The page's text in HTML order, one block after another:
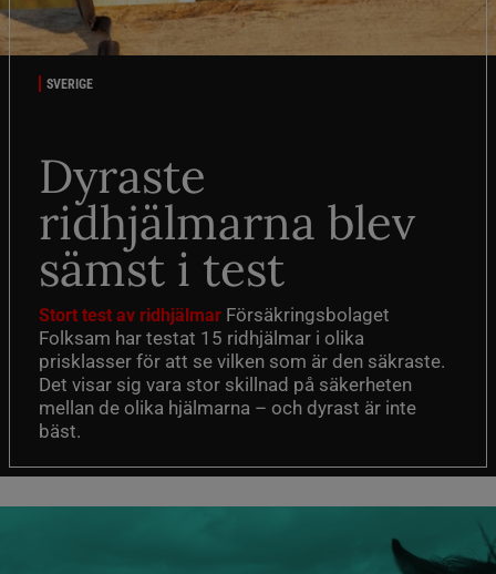
SVERIGE
Dyraste
ridhjälmarna blev
sämst i test
Stort test av ridhjälmar Försäkringsbolaget
Folksam har testat 15 ridhjälmar i olika
prisklasser för att se vilken som är den säkraste.
Det visar sig vara stor skillnad på säkerheten
mellan de olika hjälmarna – och dyrast är inte
bäst.